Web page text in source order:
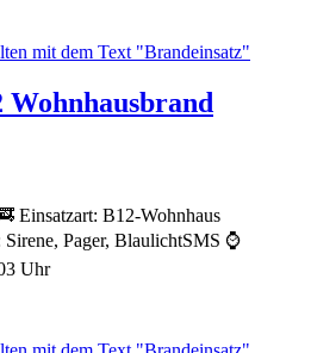
Wohnhausbrand
Einsatzart: B12-Wohnhaus
Pager, BlaulichtSMS ⌚
Uhr